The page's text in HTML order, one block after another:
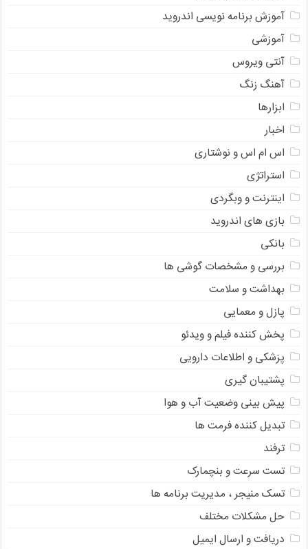
آموزش برنامه نویسی اندروید
آموزشی
آنتی ویروس
آهنگ زنگ
ابزارها
اخبار
اس ام اس و نوشتاری
استراتژی
اینترنت و وبگردی
بازی های اندروید
بانکی
بررسی و مشخصات گوشی ها
بهداشت و سلامت
پازل و معمایی
پخش کننده فیلم و ویدئو
پزشکی و اطلاعات دارویی
پشتیبان گیری
پیش بینی وضعیت آب و هوا
تبدیل کننده فرمت ها
ترفند
تست سرعت و بنچمارک
تسک منیجر ، مدیریت برنامه ها
حل مشکلات مختلف
دریافت و ارسال ایمیل